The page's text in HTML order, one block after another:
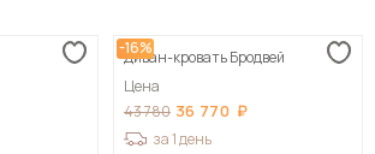
-16%
Диван-кровать Бродвей
Цена
43 780 36 770
за 1 день